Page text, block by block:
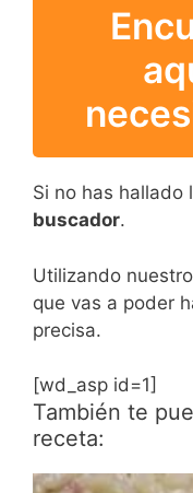
Si no has hallado
buscador.
Utilizando
que vas a poder
precisa.
[wd_asp id=1]
También te
receta: